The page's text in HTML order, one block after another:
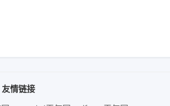
友情链接